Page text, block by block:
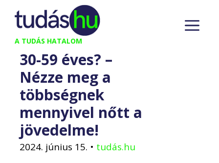
Kilépés
tartalomba
A TUDÁS HATALOM
30-59 éves? –
Nézze meg a
többségnek
mennyivel nőtt a
jövedelme!
2024. június 15. • tudás.hu